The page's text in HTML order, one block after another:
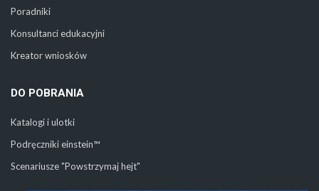
Poradniki
Konsultanci edukacyjni
Kreator wniosków
DO POBRANIA
Katalogi i ulotki
Podręczniki einstein™
Scenariusze "Powstrzymaj hejt"